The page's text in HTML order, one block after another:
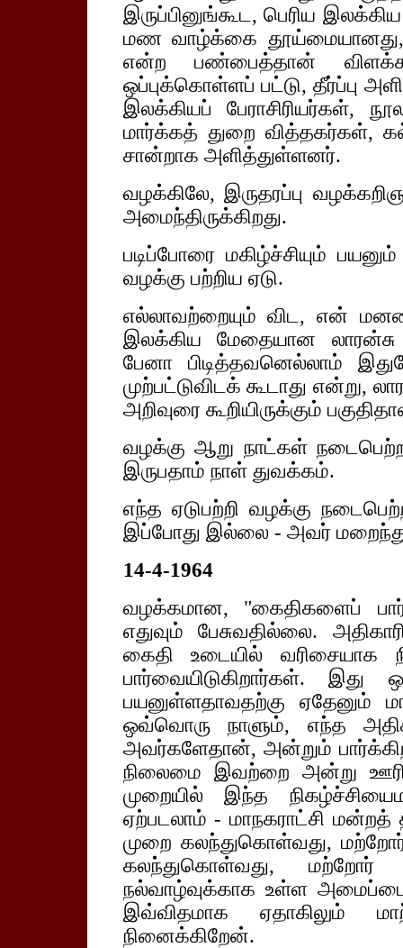
இருப்பினுங்கூட, பெரிய
மண வாழ்க்கை தூய்மையானது,
என்ற பண்பைத்தான் விளக்க
ஒப்புக்கொள்ளப் பட்டு, தீர்ப்பு
இலக்கியப் பேராசிரியர்கள்,
மார்க்கத் துறை வித்தகர்கள்,
சான்றாக அளித்துள்ளனர்.
வழக்கிலே, இருதரப்பு
அமைந்திருக்கிறது.
படிப்போரை மகிழ்ச்சியும்
வழக்கு பற்றிய ஏடு.
எல்லாவற்றையும் விட, என்
இலக்கிய மேதையான லாரன்சு
பேனா பிடித்தவனெல்லாம்
முற்பட்டுவிடக் கூடாது என்று,
அறிவுரை கூறியிருக்கும்
வழக்கு ஆறு நாட்கள்
இருபதாம் நாள் துவக்கம்.
எந்த ஏடுபற்றி வழக்கு
இப்போது இல்லை - அவர்
14-4-1964
வழக்கமான, "கைதிகளைப்
எதுவும் பேசுவதில்லை.
கைதி உடையில் வரிசையாக
பார்வையிடுகிறார்கள்.
பயனுள்ளதாவதற்கு ஏதேனும்
ஒவ்வொரு நாளும், எந்த
அவர்களேதான், அன்றும்
நிலைமை இவற்றை அன்று
முறையில் இந்த
ஏற்படலாம் - மாநகராட்சி
முறை கலந்துகொள்வது, மற்றோர்
கலந்துகொள்வது, மற்றோர்
நல்வாழ்வுக்காக உள்ள
இவ்விதமாக ஏதாகிலும்
நினைக்கிறேன்.